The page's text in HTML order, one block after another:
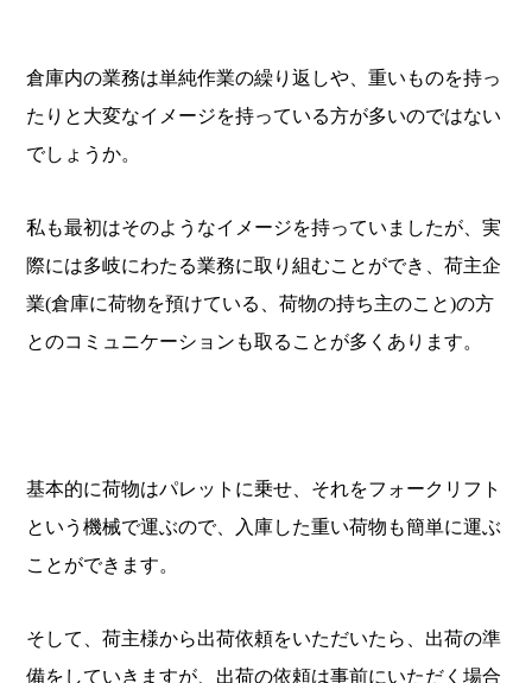
倉庫内の業務は単純作業の繰り返しや、重いものを持っ
たりと大変なイメージを持っている方が多いのではない
でしょうか。
私も最初はそのようなイメージを持っていましたが、実
際には多岐にわたる業務に取り組むことができ、荷主企
業(倉庫に荷物を預けている、荷物の持ち主のこと)の方
とのコミュニケーションも取ることが多くあります。
基本的に荷物はパレットに乗せ、それをフォークリフト
という機械で運ぶので、入庫した重い荷物も簡単に運ぶ
ことができます。
そして、荷主様から出荷依頼をいただいたら、出荷の準
備をしていきますが、出荷の依頼は事前にいただく場合